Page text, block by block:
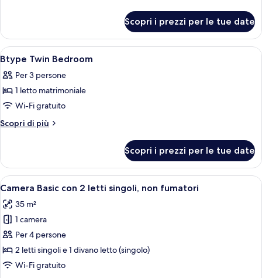
Scopri i prezzi per le tue date
Apri
tutte
le
foto
per
Btype
Una camera da letto con un letto,
1
Btype Twin Bedroom
Per 3 persone
1 letto matrimoniale
Wi-Fi gratuito
Scopri di più
Altri
Twin
Bedroom
Scopri i prezzi per le tue date
Apri
tutte
le
foto
per
Camera
Basic
Camera d'albergo con due letti
21
Camera Basic con 2 letti singoli, non fumatori
35 m²
1 camera
Per 4 persone
2 letti singoli e 1 divano letto (singolo)
Wi-Fi gratuito